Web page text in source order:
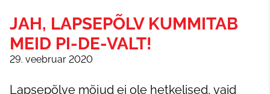
JAH, LAPSEPÕLV KUMMITAB
MEID PI-DE-VALT!
29. veebruar 2020
Lapsepõlve mõjud ei ole hetkelised, vaid